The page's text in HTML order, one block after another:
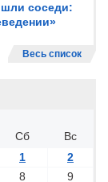
соседи:
Весь список
Сб
Вс
1
2
8 9